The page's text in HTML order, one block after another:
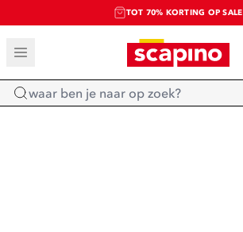
TOT 70% KORTING OP SALE
SALE: LAATSTE KANS!
SHOP NIEUW
Home